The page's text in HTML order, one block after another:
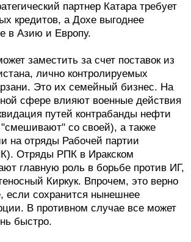
партнер Катара требует
кредитов, а Дохе выгоднее
в Азию и Европу.
заместить за счет поставок из
лично контролируемых
Это их семейный бизнес. На
сфере влияют военные действия
путей контрабанды нефти
со своей), а также
на отряды Рабочей партии
Отряды РПК в Иракском
главную роль в борьбе против ИГ,
Киркук. Впрочем, это верно
если сохранится нынешнее
В противном случае все может
быстро.